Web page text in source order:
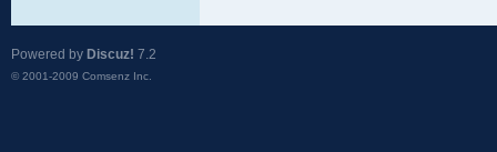
Powered by Discuz! 7.2
© 2001-2009 Comsenz Inc.